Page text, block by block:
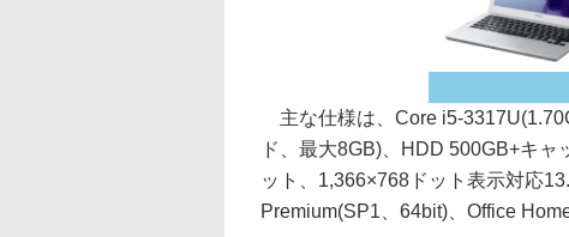
主な仕様は、Core i5-
ド、最大8GB)、HDD 500GB+キ
ット、1,366×768ドット表示対応
Premium(SP1、64bit)、Office